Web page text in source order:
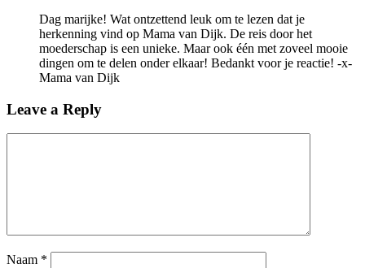
Dag marijke! Wat ontzettend leuk om te lezen dat je
herkenning vind op Mama van Dijk. De reis door het
moederschap is een unieke. Maar ook één met zoveel mooie
dingen om te delen onder elkaar! Bedankt voor je reactie! -x-
Mama van Dijk
Leave a Reply
Naam *